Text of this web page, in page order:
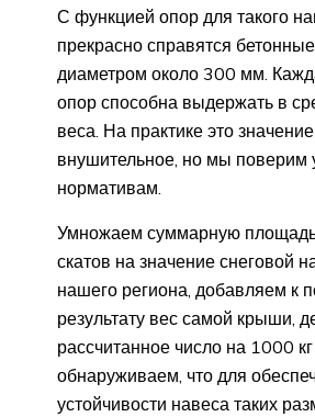
С функцией опор для такого
прекрасно справятся
диаметром около 300 мм.
опор способна выдержать в
веса. На практике это
внушительное, но мы поверим
нормативам.
Умножаем суммарную
скатов на значение снеговой
нашего региона, добавляем к
результату вес самой крыши,
рассчитанное число на 1000
обнаруживаем, что для
устойчивости навеса таких